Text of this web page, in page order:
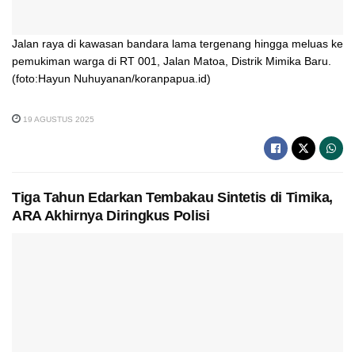
Jalan raya di kawasan bandara lama tergenang hingga meluas ke
pemukiman warga di RT 001, Jalan Matoa, Distrik Mimika Baru.
(foto:Hayun Nuhuyanan/koranpapua.id)
19 AGUSTUS 2025
Tiga Tahun Edarkan Tembakau Sintetis di Timika,
ARA Akhirnya Diringkus Polisi